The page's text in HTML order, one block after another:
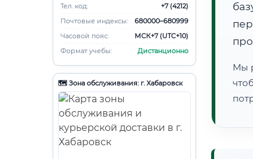
Тел. код:
+7 (4212)
Почтовые индексы:
680000–680999
Часовой пояс:
МСК+7 (UTC+10)
Формат учебы:
Дистанционно
🗺️ Зона обслуживания: г. Хабаровск
Мы